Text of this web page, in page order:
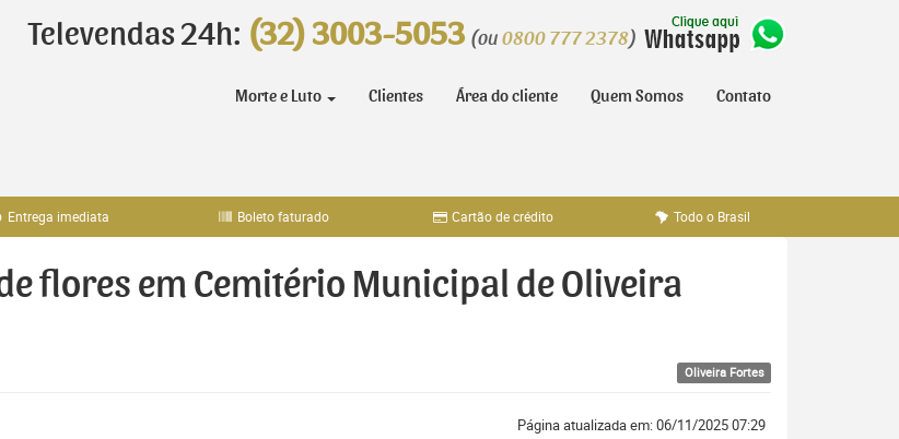
Televendas 24h: (32) 3003-5053 (ou 0800 777 2378)
Morte e Luto Clientes Área do cliente Quem Somos Contato
Entrega imediata Boleto faturado Cartão de crédito Todo o Brasil
flores em Cemitério Municipal de Oliveira
Oliveira Fortes
Página atualizada em: 06/11/2025 07:29